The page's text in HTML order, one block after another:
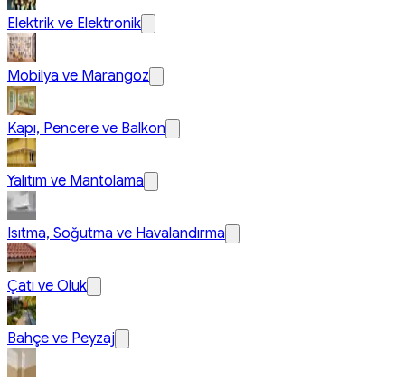
Elektrik ve Elektronik
Mobilya ve Marangoz
Kapı, Pencere ve Balkon
Yalıtım ve Mantolama
Isıtma, Soğutma ve Havalandırma
Çatı ve Oluk
Bahçe ve Peyzaj